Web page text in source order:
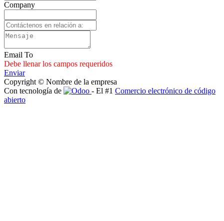
Company
Email To
Debe llenar los campos requeridos
Enviar
Copyright © Nombre de la empresa
Con tecnología de
- El #1 Comercio electrónico de código
abierto